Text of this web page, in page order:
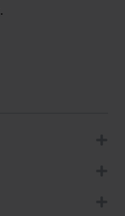
.